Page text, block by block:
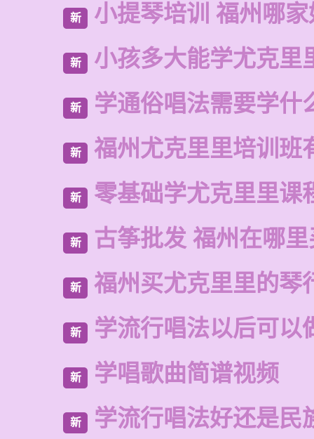
新 小提琴培训 福州哪
新 小孩多大能学尤克里
新 学通俗唱法需要学什
新 福州尤克里里培训班
新 零基础学尤克里里课
新 古筝批发 福州在哪
新 福州买尤克里里的琴
新 学流行唱法以后可以
新 学唱歌曲简谱视频
新 学流行唱法好还是民